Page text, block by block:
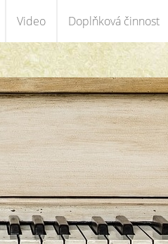
Video Doplňková činnost